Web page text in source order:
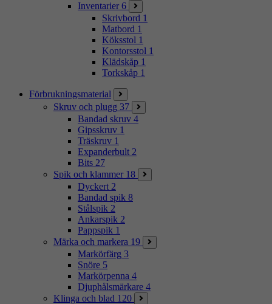
Inventarier 6
Skrivbord 1
Matbord 1
Köksstol 1
Kontorsstol 1
Klädskåp 1
Torkskåp 1
Förbrukningsmaterial
Skruv och plugg 37
Bandad skruv 4
Gipsskruv 1
Träskruv 1
Expanderbult 2
Bits 27
Spik och klammer 18
Dyckert 2
Bandad spik 8
Stålspik 2
Ankarspik 2
Pappspik 1
Märka och markera 19
Markörfärg 3
Snöre 5
Markörpenna 4
Djuphålsmärkare 4
Klinga och blad 120